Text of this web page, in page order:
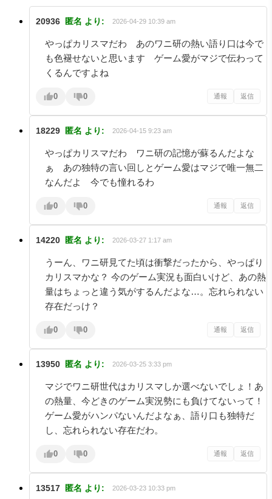
20936 匿名 より: 2026-04-29 10:39 am
やっぱカリスマだわ あのワニ研の熱い語り口は今で
も色褪せないと思います ゲーム愛がマジで伝わって
くるんですよね
0 0 通報 返信
18229 匿名 より: 2026-04-15 9:23 am
やっぱカリスマだわ ワニ研の記憶が蘇るんだよな
ぁ あの独特の言い回しとゲーム愛はマジで唯一無二
なんだよ 今でも憧れるわ
0 0 通報 返信
14220 匿名 より: 2026-03-27 1:17 am
うーん、ワニ研見てた頃は衝撃だったから、やっぱり
カリスマかな？ 今のゲーム実況も面白いけど、あの熱
量はちょっと違う気がするんだよな…。忘れられない
存在だっけ？
0 0 通報 返信
13950 匿名 より: 2026-03-25 3:33 pm
マジでワニ研世代はカリスマしか選べないでしょ！あ
の熱量、今どきのゲーム実況勢にも負けてないって！
ゲーム愛がハンパないんだよなぁ、語り口も独特だ
し、忘れられない存在だわ。
0 0 通報 返信
13517 匿名 より: 2026-03-23 10:33 pm